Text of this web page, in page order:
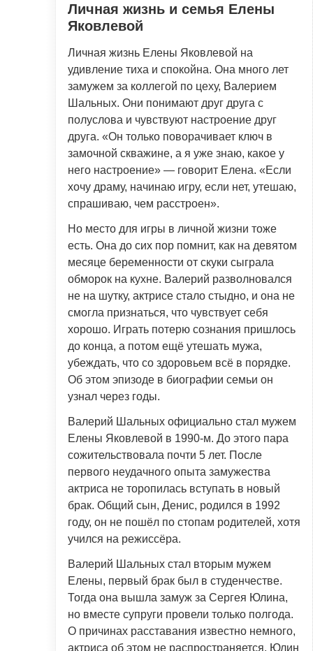
Личная жизнь и семья Елены
Яковлевой
Личная жизнь Елены Яковлевой на
удивление тиха и спокойна. Она много лет
замужем за коллегой по цеху, Валерием
Шальных. Они понимают друг друга с
полуслова и чувствуют настроение друг
друга. «Он только поворачивает ключ в
замочной скважине, а я уже знаю, какое у
него настроение» — говорит Елена. «Если
хочу драму, начинаю игру, если нет, утешаю,
спрашиваю, чем расстроен».
Но место для игры в личной жизни тоже
есть. Она до сих пор помнит, как на девятом
месяце беременности от скуки сыграла
обморок на кухне. Валерий разволновался
не на шутку, актрисе стало стыдно, и она не
смогла признаться, что чувствует себя
хорошо. Играть потерю сознания пришлось
до конца, а потом ещё утешать мужа,
убеждать, что со здоровьем всё в порядке.
Об этом эпизоде в биографии семьи он
узнал через годы.
Валерий Шальных официально стал мужем
Елены Яковлевой в 1990-м. До этого пара
сожительствовала почти 5 лет. После
первого неудачного опыта замужества
актриса не торопилась вступать в новый
брак. Общий сын, Денис, родился в 1992
году, он не пошёл по стопам родителей, хотя
учился на режиссёра.
Валерий Шальных стал вторым мужем
Елены, первый брак был в студенчестве.
Тогда она вышла замуж за Сергея Юлина,
но вместе супруги провели только полгода.
О причинах расставания известно немного,
актриса об этом не распространяется. Юлин